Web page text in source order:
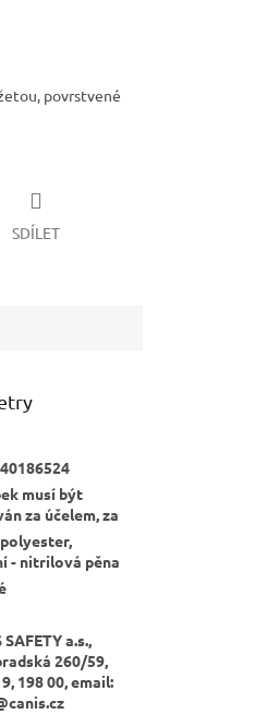
povrstvené
SDÍLET
musí být
za účelem, za
- nitrilová pěna
SAFETY a.s.,
260/59,
198 00, email: